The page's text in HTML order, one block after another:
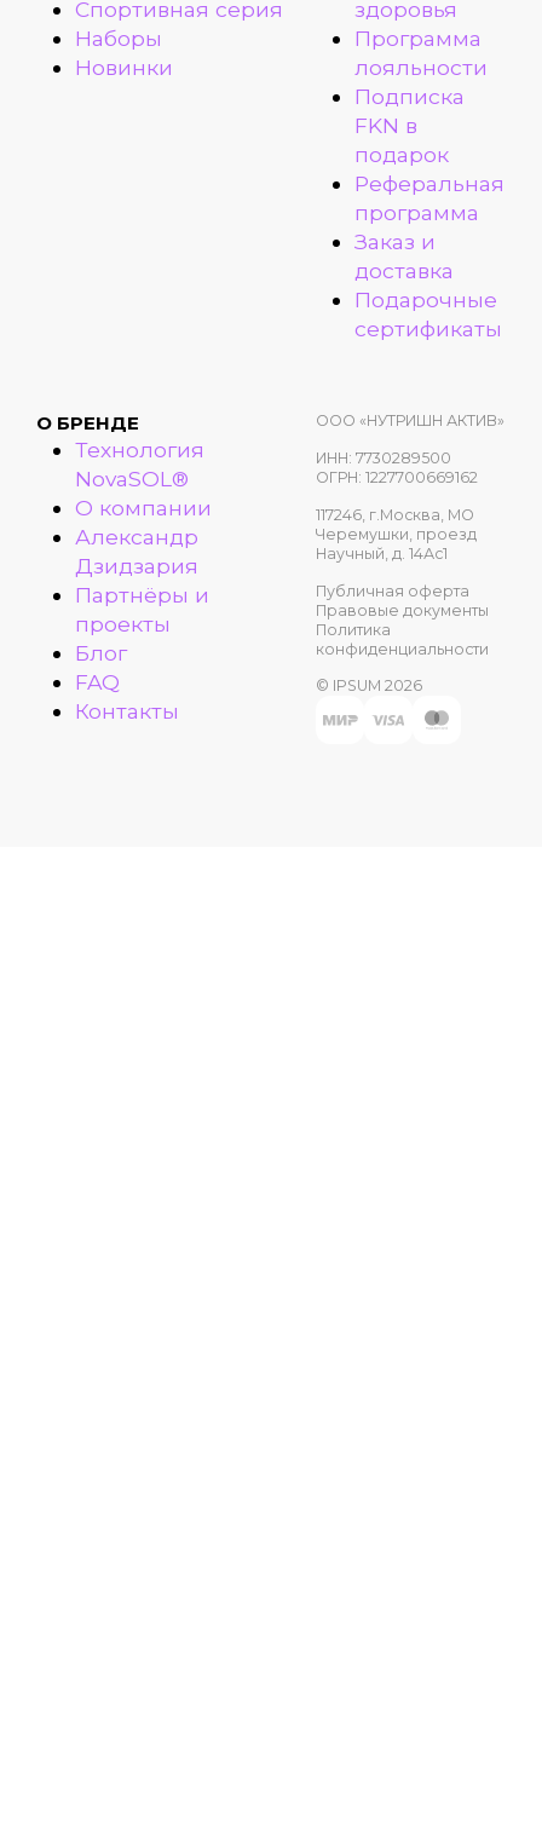
Спортивная серия
Наборы
Новинки
здоровья
Программа
лояльности
Подписка
FKN в
подарок
Реферальная
программа
Заказ и
доставка
Подарочные
сертификаты
О БРЕНДЕ
Технология
NovaSOL®
О компании
Александр
Дзидзария
Партнёры и
проекты
Блог
FAQ
Контакты
ООО «НУТРИШН АКТИВ»
ИНН: 7730289500
ОГРН: 1227700669162
117246, г.Москва, МО
Черемушки, проезд
Научный, д. 14Ас1
Публичная оферта
Правовые документы
Политика
конфиденциальности
© IPSUM 2026